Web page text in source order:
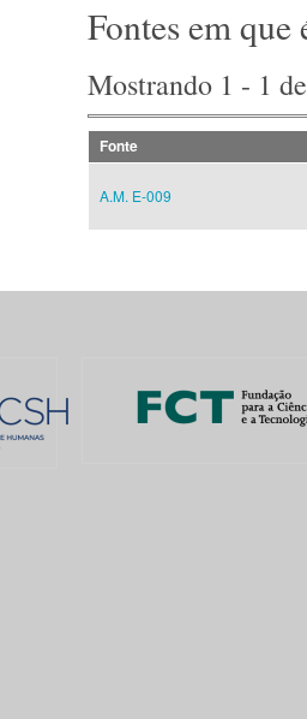
Fontes em que
Mostrando 1 - 1
Fonte
A.M. E-009